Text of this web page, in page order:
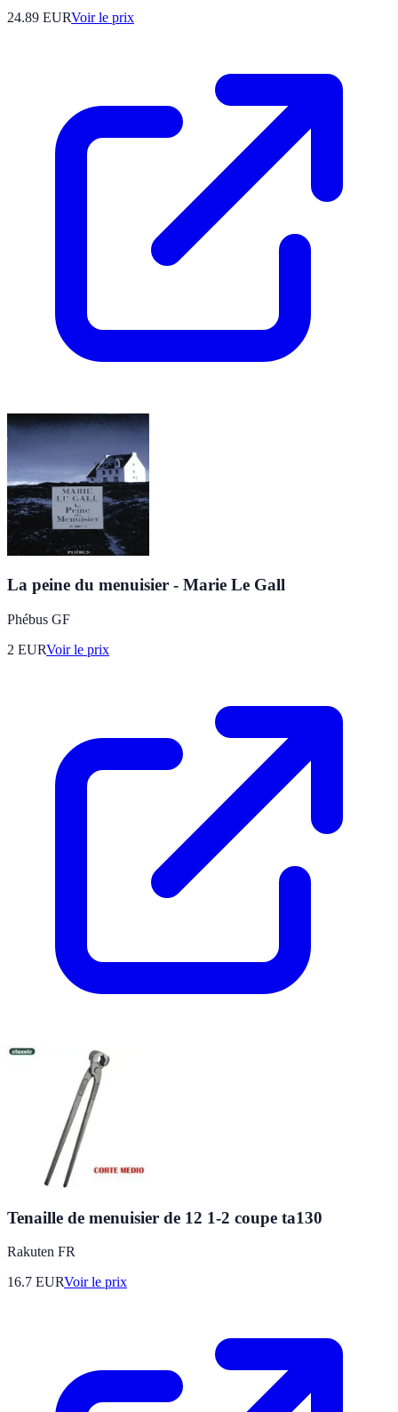
24.89 EURVoir le prix
La peine du menuisier - Marie Le Gall
Phébus GF
2 EURVoir le prix
Tenaille de menuisier de 12 1-2 coupe ta130
Rakuten FR
16.7 EURVoir le prix